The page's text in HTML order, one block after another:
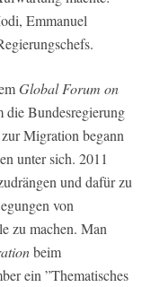
Emmanuel
Global Forum on
die Bundesregierung
Migration begann
unter sich. 2011
und dafür zu
von
zu machen. Man
beim
ein ”Thematisches